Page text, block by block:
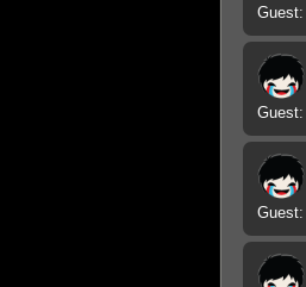
Guest:
Guest:
Guest: